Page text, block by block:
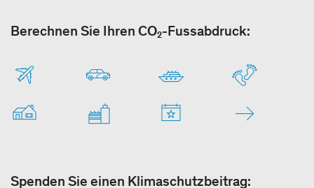
Berechnen Sie Ihren CO₂-Fussabdruck:
Spenden Sie einen Klimaschutzbeitrag: